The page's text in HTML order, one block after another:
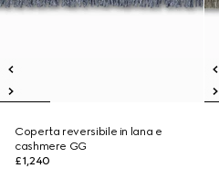
Coperta reversibile in lana e
cashmere GG
£1,240